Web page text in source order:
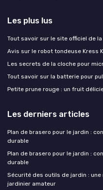
Les plus lus
Tout savoir sur le site officiel de
Avis sur le robot tondeuse Kress
Les secrets de la cloche pour
Tout savoir sur la batterie pour
Petite prune rouge : un fruit
Les derniers articles
Plan de brasero pour le jardin :
durable
Plan de brasero pour le jardin :
durable
Sécurité des outils de jardin :
jardinier amateur